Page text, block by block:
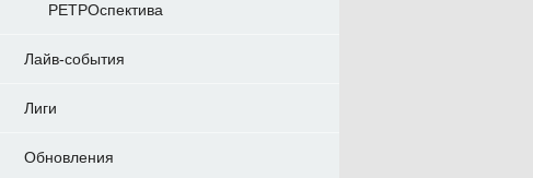
РЕТРОспектива
Лайв-события
Лиги
Обновления